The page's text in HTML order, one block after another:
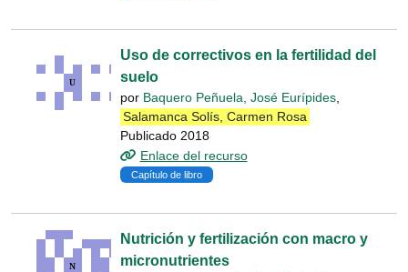
Uso de correctivos en la fertilidad del
suelo
por Baquero Peñuela, José Eurípides,
Salamanca Solís, Carmen Rosa
Publicado 2018
Enlace del recurso
Capítulo de libro
Nutrición y fertilización con macro y
micronutrientes